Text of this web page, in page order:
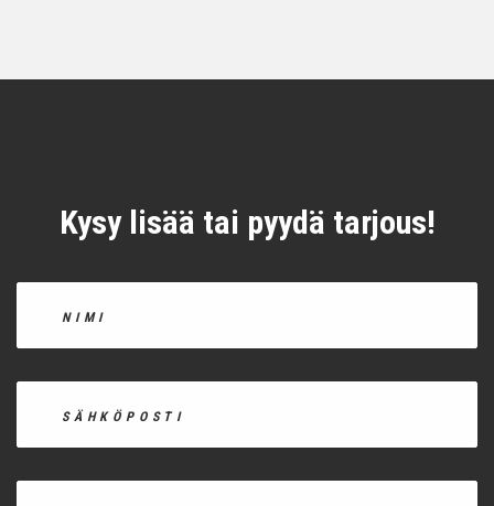
Kysy lisää tai pyydä tarjous!